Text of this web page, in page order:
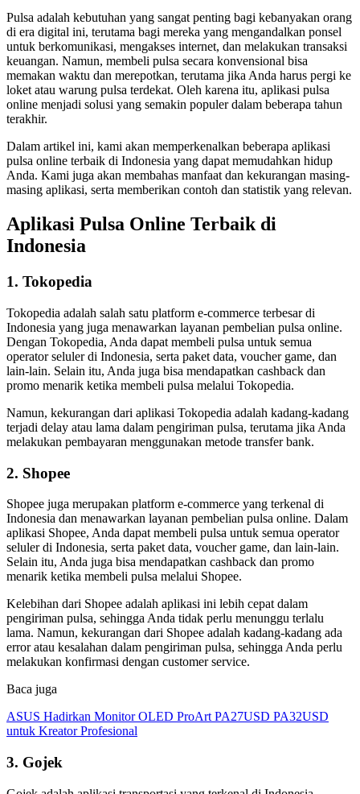
Pulsa adalah kebutuhan yang sangat penting bagi kebanyakan orang
di era digital ini, terutama bagi mereka yang mengandalkan ponsel
untuk berkomunikasi, mengakses internet, dan melakukan transaksi
keuangan. Namun, membeli pulsa secara konvensional bisa
memakan waktu dan merepotkan, terutama jika Anda harus pergi ke
loket atau warung pulsa terdekat. Oleh karena itu, aplikasi pulsa
online menjadi solusi yang semakin populer dalam beberapa tahun
terakhir.
Dalam artikel ini, kami akan memperkenalkan beberapa aplikasi
pulsa online terbaik di Indonesia yang dapat memudahkan hidup
Anda. Kami juga akan membahas manfaat dan kekurangan masing-
masing aplikasi, serta memberikan contoh dan statistik yang relevan.
Aplikasi Pulsa Online Terbaik di
Indonesia
1. Tokopedia
Tokopedia adalah salah satu platform e-commerce terbesar di
Indonesia yang juga menawarkan layanan pembelian pulsa online.
Dengan Tokopedia, Anda dapat membeli pulsa untuk semua
operator seluler di Indonesia, serta paket data, voucher game, dan
lain-lain. Selain itu, Anda juga bisa mendapatkan cashback dan
promo menarik ketika membeli pulsa melalui Tokopedia.
Namun, kekurangan dari aplikasi Tokopedia adalah kadang-kadang
terjadi delay atau lama dalam pengiriman pulsa, terutama jika Anda
melakukan pembayaran menggunakan metode transfer bank.
2. Shopee
Shopee juga merupakan platform e-commerce yang terkenal di
Indonesia dan menawarkan layanan pembelian pulsa online. Dalam
aplikasi Shopee, Anda dapat membeli pulsa untuk semua operator
seluler di Indonesia, serta paket data, voucher game, dan lain-lain.
Selain itu, Anda juga bisa mendapatkan cashback dan promo
menarik ketika membeli pulsa melalui Shopee.
Kelebihan dari Shopee adalah aplikasi ini lebih cepat dalam
pengiriman pulsa, sehingga Anda tidak perlu menunggu terlalu
lama. Namun, kekurangan dari Shopee adalah kadang-kadang ada
error atau kesalahan dalam pengiriman pulsa, sehingga Anda perlu
melakukan konfirmasi dengan customer service.
Baca juga
ASUS Hadirkan Monitor OLED ProArt PA27USD PA32USD
untuk Kreator Profesional
3. Gojek